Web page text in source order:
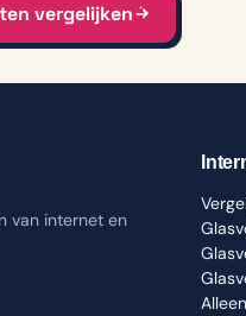
vergelijken
van internet en